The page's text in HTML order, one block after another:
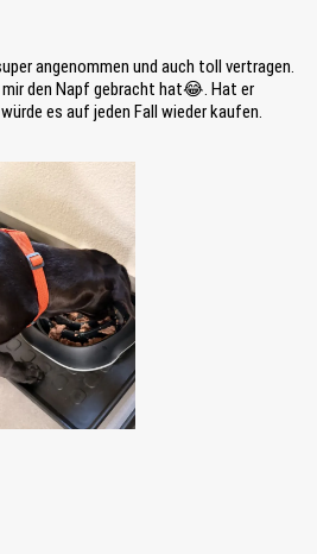
angenommen und auch toll vertragen.
den Napf gebracht hat😂. Hat er
es auf jeden Fall wieder kaufen.